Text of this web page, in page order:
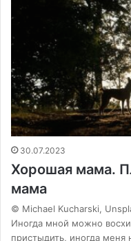
30.07.2023
Хорошая мама.
мама
© Michael Kucharski,
Иногда мной можно
пристыдить, иногда